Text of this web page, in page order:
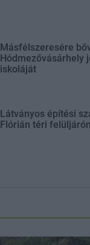
Másfélszeresére
Hódmezővásárhely
iskoláját
Látványos építési
Flórián téri felüljárón